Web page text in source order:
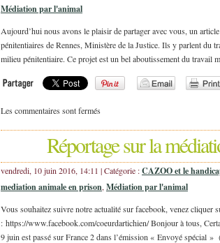
Médiation par l'animal
Aujourd’hui nous avons le plaisir de partager avec vous, un
pénitentiaires de Rennes, Ministère de la Justice. Ils y parlent du
milieu pénitentiaire. Ce projet est un bel aboutissement du travail
Les commentaires sont fermés
Réportage sur la
vendredi, 10 juin 2016, 14:11 | Catégorie :CAZOO et le
mediation animale en prison, Médiation par l'animal
Vous souhaitez suivre notre actualité sur facebook, venez cliquer
: https://www.facebook.com/coeurdartichien/ Bonjour à tous,
9 juin est passé sur France 2 dans l’émission « Envoyé spécial